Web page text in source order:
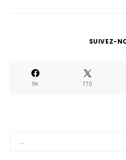
SUIVEZ-
9K 770